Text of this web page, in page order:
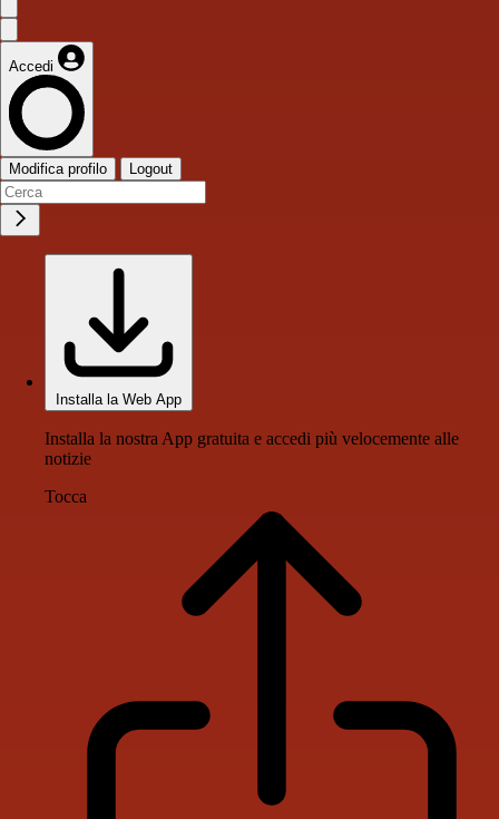
Accedi
Modifica profilo Logout
Installa la Web App
Installa la nostra App gratuita e accedi più velocemente alle
notizie
Tocca